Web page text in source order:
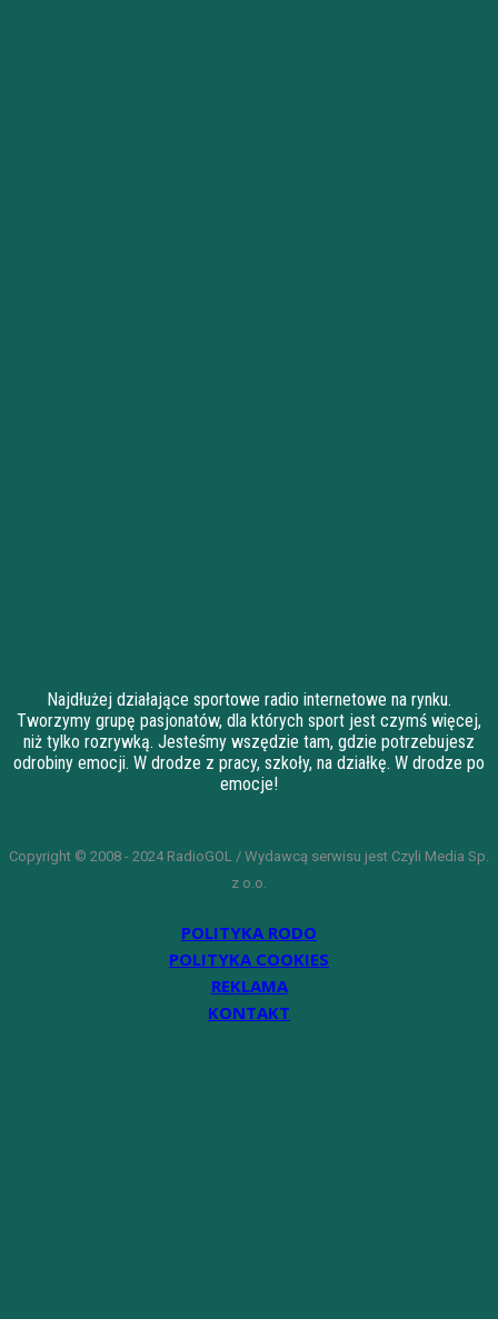
Najdłużej działające sportowe radio internetowe na rynku.
Tworzymy grupę pasjonatów, dla których sport jest czymś więcej,
niż tylko rozrywką. Jesteśmy wszędzie tam, gdzie potrzebujesz
odrobiny emocji. W drodze z pracy, szkoły, na działkę. W drodze po
emocje!
Copyright © 2008 - 2024 RadioGOL / Wydawcą serwisu jest Czyli Media Sp.
z o.o.
POLITYKA RODO
POLITYKA COOKIES
REKLAMA
KONTAKT